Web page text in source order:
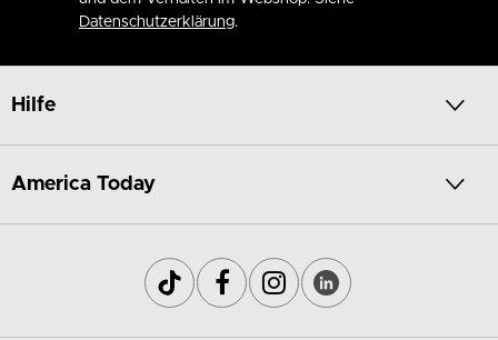
Datenschutzerklärung.
Hilfe
America Today